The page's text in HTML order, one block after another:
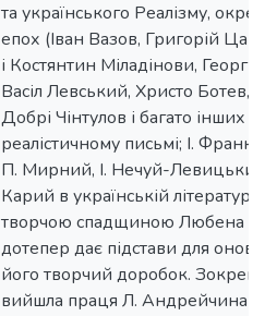
та українського Реалізму,
епох (Іван Вазов, Григорій
і Костянтин Міладінови,
Васіл Левський, Христо Ботев,
Добрі Чінтулов і багато інших
реалістичному письмі; І.
П. Мирний, І. Нечуй-
Карий в українській
творчою спадщиною Любена
дотепер дає підстави для
його творчий доробок.
вийшла праця Л. Андрейчина